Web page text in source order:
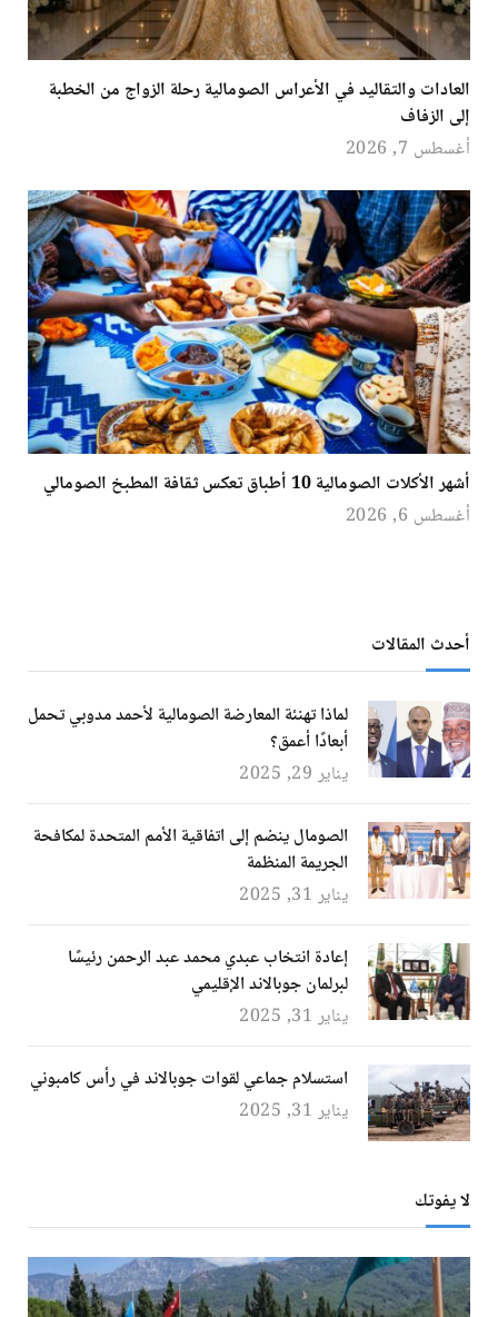
العادات والتقاليد في الأعراس الصومالية رحلة الزواج من الخطبة
إلى الزفاف
أغسطس 7, 2026
أشهر الأكلات الصومالية 10 أطباق تعكس ثقافة المطبخ الصومالي
أغسطس 6, 2026
أحدث المقالات
لماذا تهنئة المعارضة الصومالية لأحمد مدوبي تحمل
أبعادًا أعمق؟
يناير 29, 2025
الصومال ينضم إلى اتفاقية الأمم المتحدة لمكافحة
الجريمة المنظمة
يناير 31, 2025
إعادة انتخاب عبدي محمد عبد الرحمن رئيسًا
لبرلمان جوبالاند الإقليمي
يناير 31, 2025
استسلام جماعي لقوات جوبالاند في رأس كامبوني
يناير 31, 2025
لا يفوتك